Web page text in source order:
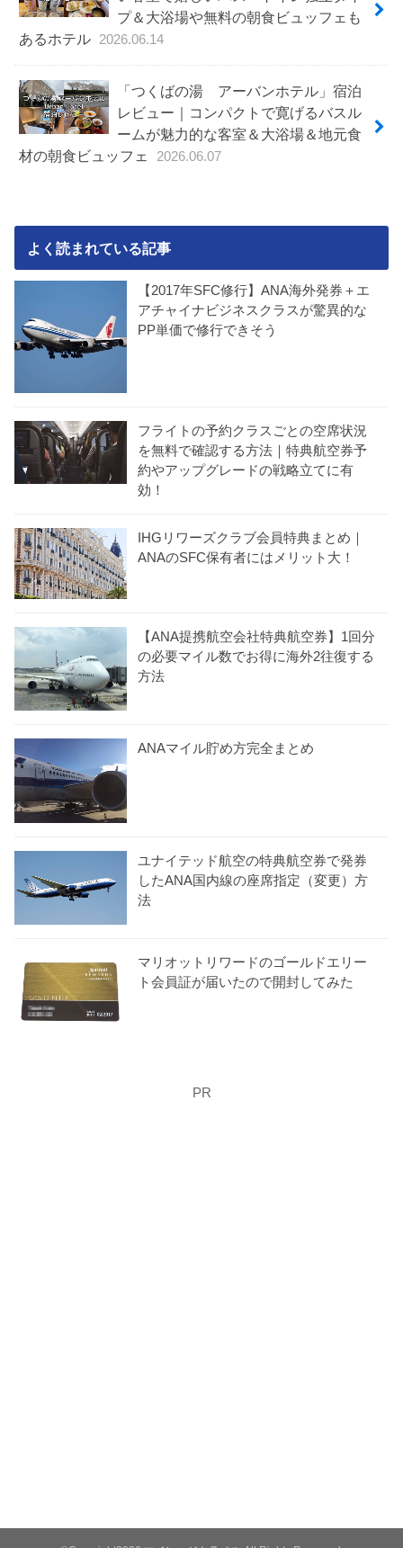
プ＆大浴場や無料の朝食ビュッフェも
あるホテル
2026.06.14
「つくばの湯 アーバンホテル」宿泊
レビュー｜コンパクトで寛げるバスル
ームが魅力的な客室＆大浴場＆地元食
材の朝食ビュッフェ
2026.06.07
よく読まれている記事
【2017年SFC修行】ANA海外発券＋エ
アチャイナビジネスクラスが驚異的な
PP単価で修行できそう
フライトの予約クラスごとの空席状況
を無料で確認する方法｜特典航空券予
約やアップグレードの戦略立てに有
効！
IHGリワーズクラブ会員特典まとめ｜
ANAのSFC保有者にはメリット大！
【ANA提携航空会社特典航空券】1回分
の必要マイル数でお得に海外2往復する
方法
ANAマイル貯め方完全まとめ
ユナイテッド航空の特典航空券で発券
したANA国内線の座席指定（変更）方
法
マリオットリワードのゴールドエリー
ト会員証が届いたので開封してみた
PR